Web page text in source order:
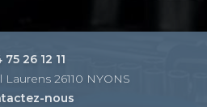
75 26 12 11
26110 NYONS
nous